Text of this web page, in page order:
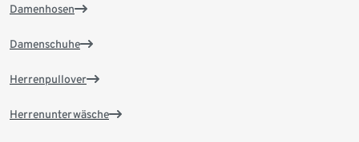
Damenhosen
Damenschuhe
Herrenpullover
Herrenunterwäsche